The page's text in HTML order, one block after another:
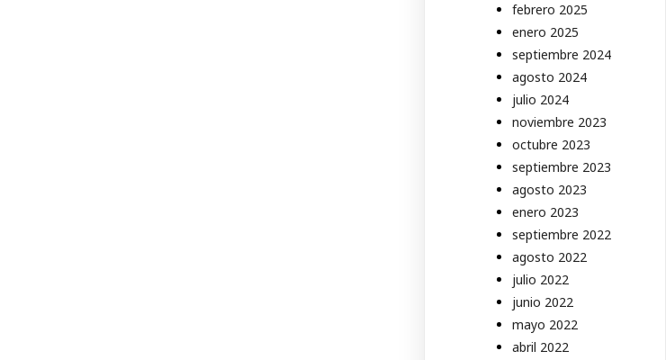
febrero 2025
enero 2025
septiembre 2024
agosto 2024
julio 2024
noviembre 2023
octubre 2023
septiembre 2023
agosto 2023
enero 2023
septiembre 2022
agosto 2022
julio 2022
junio 2022
mayo 2022
abril 2022